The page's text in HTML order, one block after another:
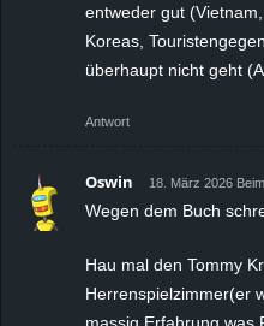
entweder gut
Koreas,
überhaupt nicht geht
Antwort
Oswin 18. März 2026
Wegen dem Buch
Hau mal den Tommy
Herrenspielzimmer(er